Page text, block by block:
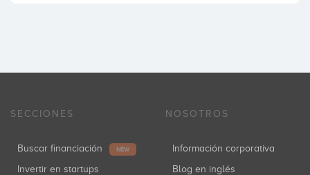
SECCIONES
Buscar financiación NEW
Invertir en startups
NOSOTROS
Información corporativa
Blog en inglés